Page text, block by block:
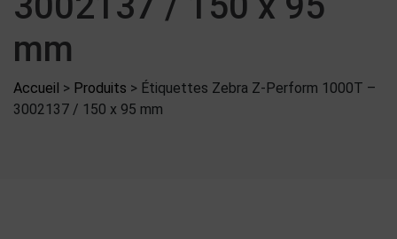
mm
Accueil > Produits > Étiquettes Zebra Z-Perform 1000T –
3002137 / 150 x 95 mm